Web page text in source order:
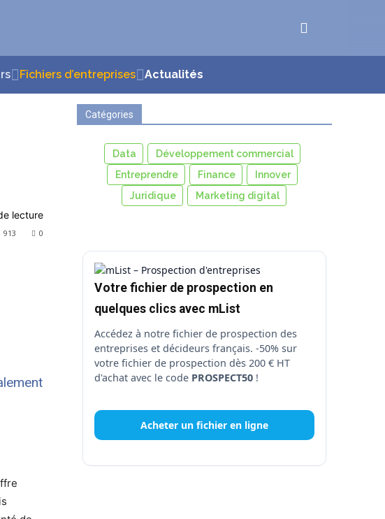
Fichiers d’entreprises Actualités
lecture
0
913
Catégories
Data
Développement commercial
Entreprendre
Finance
Innover
Juridique
Marketing digital
Votre fichier de prospection en
quelques clics avec mList
Accédez à notre fichier de prospection des
entreprises et décideurs français. -50% sur
votre fichier de prospection dès 200 € HT
d'achat avec le code PROSPECT50!
Acheter un fichier en ligne